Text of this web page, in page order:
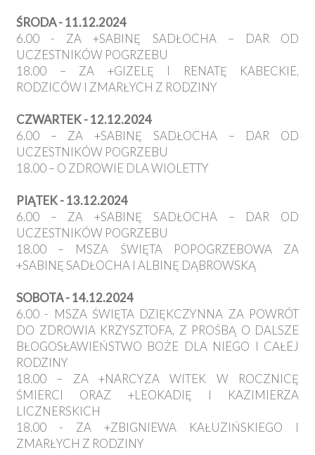
ŚRODA - 11.12.2024
6.00 - ZA +SABINĘ SADŁOCHA – DAR OD
UCZESTNIKÓW POGRZEBU
18.00 – ZA +GIZELĘ I RENATĘ KABECKIE,
RODZICÓW I ZMARŁYCH Z RODZINY
CZWARTEK - 12.12.2024
6.00 – ZA +SABINĘ SADŁOCHA – DAR OD
UCZESTNIKÓW POGRZEBU
18.00 – O ZDROWIE DLA WIOLETTY
PIĄTEK - 13.12.2024
6.00 – ZA +SABINĘ SADŁOCHA – DAR OD
UCZESTNIKÓW POGRZEBU
18.00 – MSZA ŚWIĘTA POPOGRZEBOWA ZA
+SABINĘ SADŁOCHA I ALBINĘ DĄBROWSKĄ
SOBOTA - 14.12.2024
6.00 - MSZA ŚWIĘTA DZIĘKCZYNNA ZA POWRÓT
DO ZDROWIA KRZYSZTOFA, Z PROŚBĄ O DALSZE
BŁOGOSŁAWIEŃSTWO BOŻE DLA NIEGO I CAŁEJ
RODZINY
18.00 – ZA +NARCYZA WITEK W ROCZNICĘ
ŚMIERCI ORAZ +LEOKADIĘ I KAZIMIERZA
LICZNERSKICH
18.00 - ZA +ZBIGNIEWA KAŁUZIŃSKIEGO I
ZMARŁYCH Z RODZINY